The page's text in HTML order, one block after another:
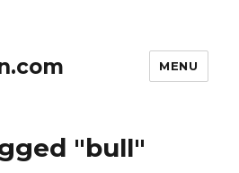
MENU
"bull"